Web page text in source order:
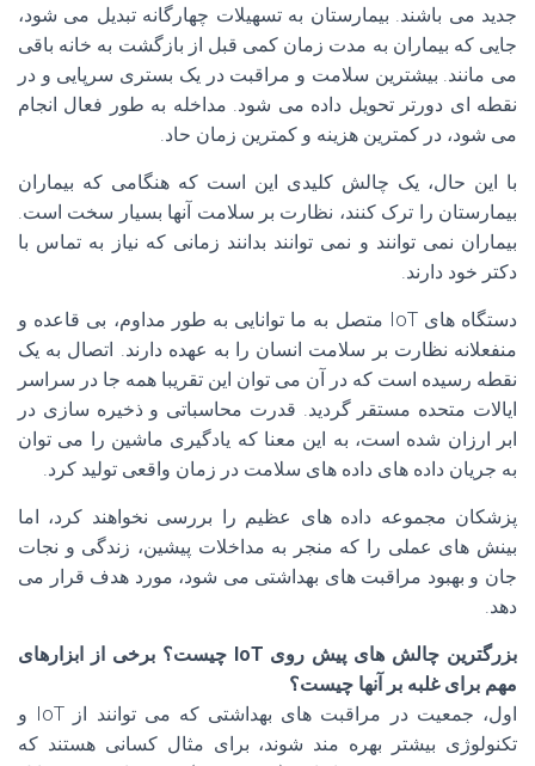
جدید می باشند. بیمارستان به تسهیلات چهارگانه تبدیل می شود،
جایی که بیماران به مدت زمان کمی قبل از بازگشت به خانه باقی
می مانند. بیشترین سلامت و مراقبت در یک بستری سرپایی و در
نقطه ای دورتر تحویل داده می شود. مداخله به طور فعال انجام
می شود، در کمترین هزینه و کمترین زمان حاد.
با این حال، یک چالش کلیدی این است که هنگامی که بیماران
بیمارستان را ترک کنند، نظارت بر سلامت آنها بسیار سخت است.
بیماران نمی توانند و نمی توانند بدانند زمانی که نیاز به تماس با
دکتر خود دارند.
دستگاه های IoT متصل به ما توانایی به طور مداوم، بی قاعده و
منفعلانه نظارت بر سلامت انسان را به عهده دارند. اتصال به یک
نقطه رسیده است که در آن می توان این تقریبا همه جا در سراسر
ایالات متحده مستقر گردید. قدرت محاسباتی و ذخیره سازی در
ابر ارزان شده است، به این معنا که یادگیری ماشین را می توان
به جریان داده های داده های سلامت در زمان واقعی تولید کرد.
پزشکان مجموعه داده های عظیم را بررسی نخواهند کرد، اما
بینش های عملی را که منجر به مداخلات پیشین، زندگی و نجات
جان و بهبود مراقبت های بهداشتی می شود، مورد هدف قرار می
دهد.
بزرگترین چالش های پیش روی IoT چیست؟ برخی از ابزارهای
مهم برای غلبه بر آنها چیست؟
اول، جمعیت در مراقبت های بهداشتی که می توانند از IoT و
تکنولوژی بیشتر بهره مند شوند، برای مثال کسانی هستند که